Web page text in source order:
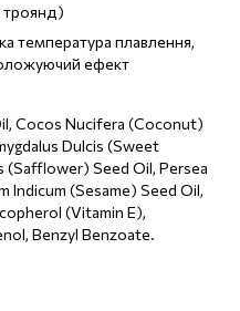
троянд)
температура плавлення,
ефект
Cocos Nucifera (Coconut)
Dulcis (Sweet
(Safflower) Seed Oil, Persea
Indicum (Sesame) Seed Oil,
(Vitamin E),
Benzyl Benzoate.